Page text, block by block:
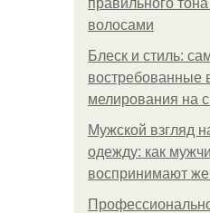
правильного
волосами
Блеск и стиль:
востребованные
мелирования на
Мужской взгляд
одежду: как
воспринимают